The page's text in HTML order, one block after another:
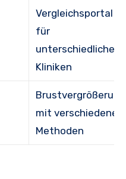
Vergleichsportal
für
unterschiedliche
Kliniken
Brustvergrößerung
mit verschiedenen
Methoden